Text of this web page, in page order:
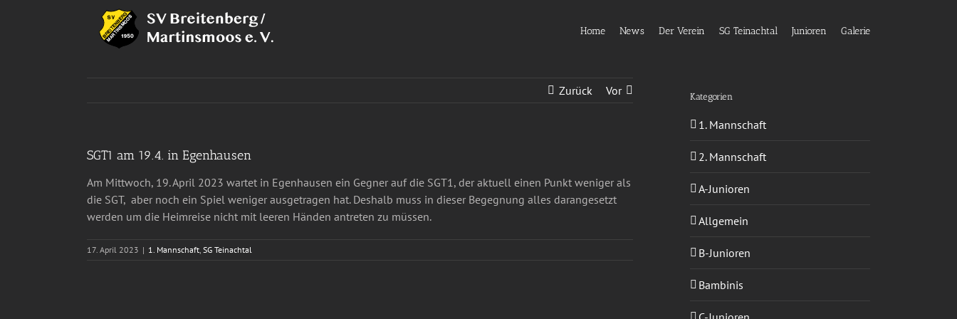
Home News Der Verein SG Teinachtal Junioren Galerie
Zurück Vor
SGT1 am 19.4. in Egenhausen
Am Mittwoch, 19. April 2023 wartet in Egenhausen ein Gegner auf die SGT1, der aktuell einen Punkt weniger als
die SGT, aber noch ein Spiel weniger ausgetragen hat. Deshalb muss in dieser Begegnung alles darangesetzt
werden um die Heimreise nicht mit leeren Händen antreten zu müssen.
17. April 2023 | 1. Mannschaft, SG Teinachtal
Kategorien
1. Mannschaft
2. Mannschaft
A-Junioren
Allgemein
B-Junioren
Bambinis